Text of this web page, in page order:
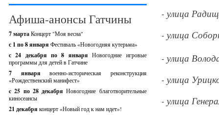
Афиша-анонсы Гатчины
7 мартаКонцерт "Моя весна"
с 1 по 8 января Фестиваль «Новогодняя кутерьма»
с 24 декабря по 8 январяНовогодние игровые
программы для детей в Гатчине
7 январявоенно-историческая реконструкция
«Рождественский манифест»
c 25 по 28 декабряНовогодние благотворительные
киносеансы
21 декабря концерт «Новый год к нам идет»!
- улица
- улица
- улица
- улица
- улица